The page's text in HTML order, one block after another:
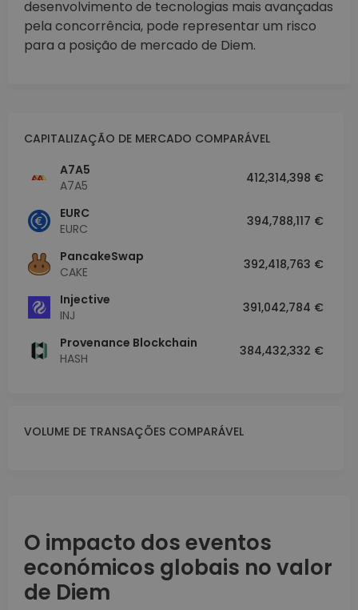
desenvolvimento de tecnologias mais avançadas
pela concorrência, pode representar um risco
para a posição de mercado de Diem.
CAPITALIZAÇÃO DE MERCADO COMPARÁVEL
A7A5
A7A5
412,314,398 €
EURC
EURC
394,788,117 €
PancakeSwap
CAKE
392,418,763 €
Injective
INJ
391,042,784 €
Provenance Blockchain
HASH
384,432,332 €
VOLUME DE TRANSAÇÕES COMPARÁVEL
O impacto dos eventos
económicos globais no valor
de Diem